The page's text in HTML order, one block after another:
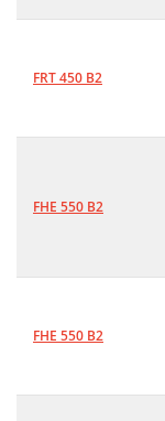
FRT 450 B2
FHE 550 B2
FHE 550 B2